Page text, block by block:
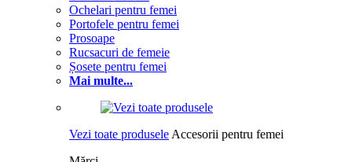
Ochelari pentru femei
Portofele pentru femei
Prosoape
Rucsacuri de femeie
Șosete pentru femei
Mai multe...
Vezi toate produsele Accesorii pentru femei